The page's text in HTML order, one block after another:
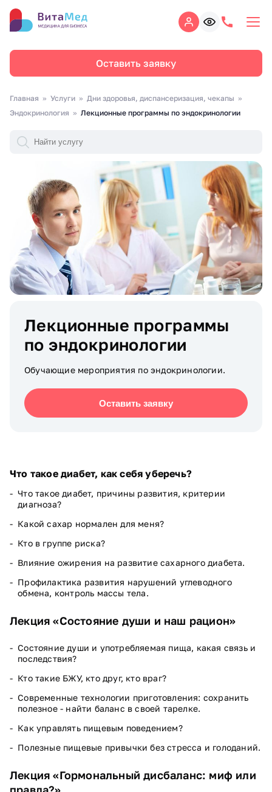
Оставить заявку
Главная Услуги
Дни здоровья, диспансеризация, чекапы
Эндокринология
Лекционные программы по эндокринологии
Лекционные программы
по эндокринологии
Обучающие мероприятия по эндокринологии.
Оставить заявку
Что такое диабет, как себя уберечь?
Что такое диабет, причины развития, критерии
диагноза?
Какой сахар нормален для меня?
Кто в группе риска?
Влияние ожирения на развитие сахарного диабета.
Профилактика развития нарушений углеводного
обмена, контроль массы тела.
Лекция «Состояние души и наш рацион»
Состояние души и употребляемая пища, какая связь и
последствия?
Кто такие БЖУ, кто друг, кто враг?
Современные технологии приготовления: сохранить
полезное - найти баланс в своей тарелке.
Как управлять пищевым поведением?
Полезные пищевые привычки без стресса и голоданий.
Лекция «Гормональный дисбаланс: миф или